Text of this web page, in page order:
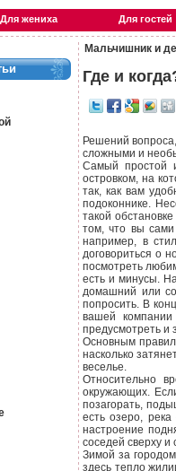
Для жениха Для гостей
Мальчишник и
Где и
Решений
сложными и
Самый простой
островком, на
так, как вам
подоконнике.
такой
том, что вы сами
например, в
договориться о
посмотреть
есть и минусы.
домашний или
попросить. В
вашей
предусмотреть и
Основным
насколько
веселье.
Относительно
окружающих.
позагорать,
есть озеро,
настроение
соседей сверху
Зимой за
здесь тепло